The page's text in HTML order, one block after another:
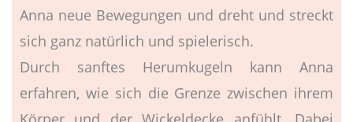
Anna neue Bewegungen und dreht und streckt
sich ganz natürlich und spielerisch.
Durch sanftes Herumkugeln kann Anna
erfahren, wie sich die Grenze zwischen ihrem